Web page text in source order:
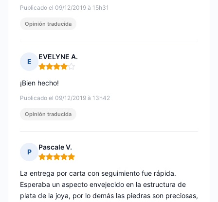
Publicado el 09/12/2019 à 15h31
Opinión traducida
E
EVELYNE A.
Nota: 4 de 5
Publicado el 09/12/2019 à 13h42
¡Bien hecho!
Opinión traducida
P
Pascale V.
Nota: 5 de 5
La entrega por carta con seguimiento fue rápida.
Esperaba un aspecto envejecido en la estructura de
plata de la joya, por lo demás las piedras son preciosas,